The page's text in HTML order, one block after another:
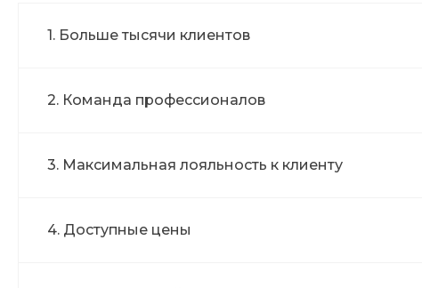
1. Больше тысячи клиентов
2. Команда профессионалов
3. Максимальная лояльность к клиенту
4. Доступные цены